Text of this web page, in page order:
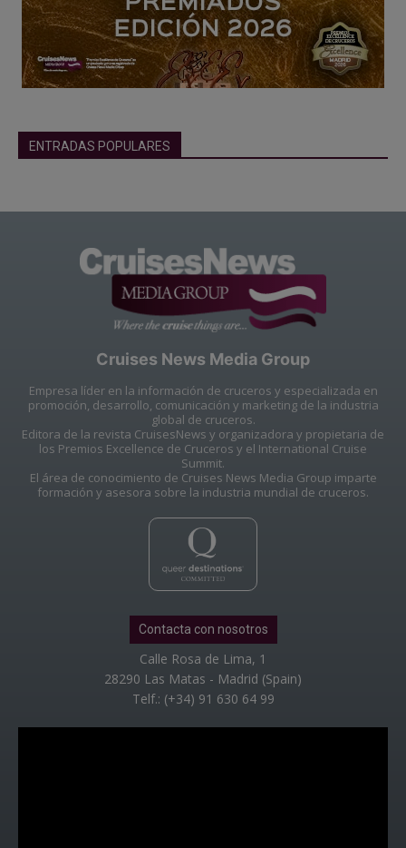
ENTRADAS POPULARES
Cruises News Media Group
Empresa líder en la información de cruceros y especializada en
promoción, desarrollo, comunicación y marketing de la industria
global de cruceros.
Editora de la revista CruisesNews y organizadora y propietaria de
los Premios Excellence de Cruceros y el International Cruise
Summit.
El área de conocimiento de Cruises News Media Group imparte
formación y asesora sobre la industria mundial de cruceros.
Contacta con nosotros
Calle Rosa de Lima, 1
28290 Las Matas - Madrid (Spain)
Telf.: (+34) 91 630 64 99